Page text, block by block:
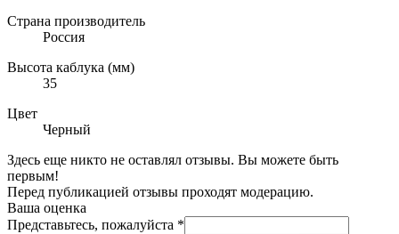
Страна производитель
Россия
Высота каблука (мм)
35
Цвет
Черный
Здесь еще никто не оставлял отзывы. Вы можете быть
первым!
Перед публикацией отзывы проходят модерацию.
Ваша оценка
Представьтесь, пожалуйста *